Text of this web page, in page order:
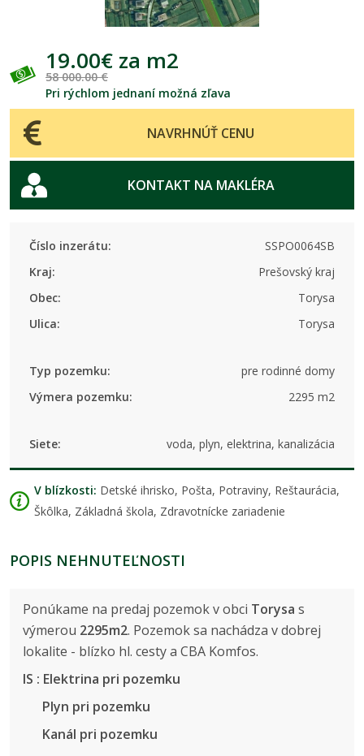
19.00€ za m2
58 000.00 €
Pri rýchlom jednaní možná zľava
NAVRHNÚŤ CENU
KONTAKT NA MAKLÉRA
Číslo inzerátu:
SSPO0064SB
Kraj:
Prešovský kraj
Obec:
Torysa
Ulica:
Torysa
Typ pozemku:
pre rodinné domy
Výmera pozemku:
2295 m2
Siete: voda, plyn, elektrina, kanalizácia
V blízkosti: Detské ihrisko, Pošta, Potraviny, Reštaurácia,
Škôlka, Základná škola, Zdravotnícke zariadenie
POPIS NEHNUTEĽNOSTI
Ponúkame na predaj pozemok v obci Torysa s
výmerou 2295m2. Pozemok sa nachádza v dobrej
lokalite - blízko hl. cesty a CBA Komfos.
IS : Elektrina pri pozemku
Plyn pri pozemku
Kanál pri pozemku